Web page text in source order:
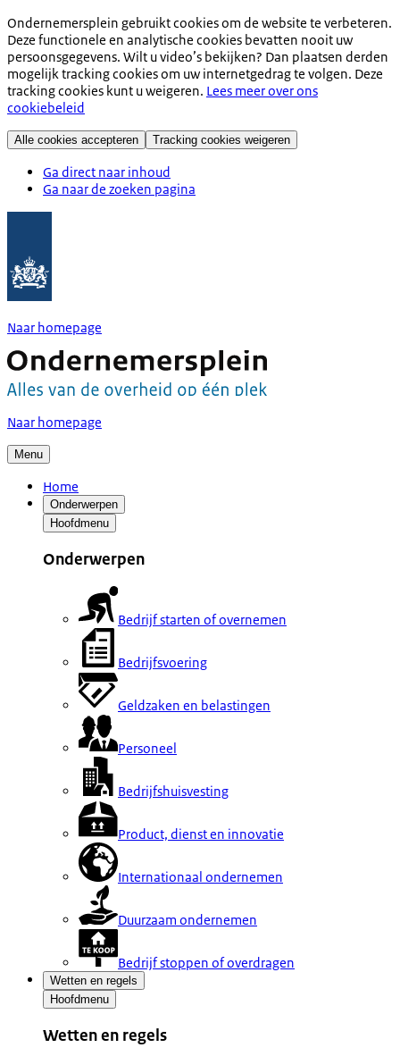
Ondernemersplein gebruikt cookies om de website te verbeteren.
Deze functionele en analytische cookies bevatten nooit uw
persoonsgegevens. Wilt u video’s bekijken? Dan plaatsen derden
mogelijk tracking cookies om uw internetgedrag te volgen. Deze
tracking cookies kunt u weigeren. Lees meer over ons
cookiebeleid
Alle cookies accepteren Tracking cookies weigeren
Ga direct naar inhoud
Ga naar de zoeken pagina
Naar homepage
Naar homepage
Menu
Home
Onderwerpen
Hoofdmenu
Onderwerpen
Bedrijf starten of overnemen
Bedrijfsvoering
Geldzaken en belastingen
Personeel
Bedrijfshuisvesting
Product, dienst en innovatie
Internationaal ondernemen
Duurzaam ondernemen
Bedrijf stoppen of overdragen
Wetten en regels
Hoofdmenu
Wetten en regels